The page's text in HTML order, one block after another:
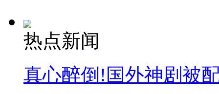
热点新闻
真心醉倒!国外神剧被